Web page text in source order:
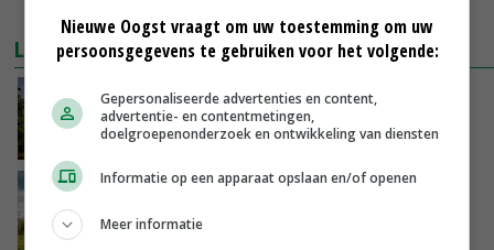
LAATSTE NIEUWS
Kamervragen over onttrekkingsverbod,
minister spreekt van ‘ondernemersrisico’
VANDAAG, 16:27
‘Rendement van Krullvarkens komt van de
Nieuwe Oogst vraagt om uw toestemming om uw
persoonsgegevens te gebruiken voor het volgende:
Gepersonaliseerde advertenties en content,
advertentie- en contentmetingen,
doelgroepenonderzoek en ontwikkeling van diensten
Informatie op een apparaat opslaan en/of openen
Meer informatie